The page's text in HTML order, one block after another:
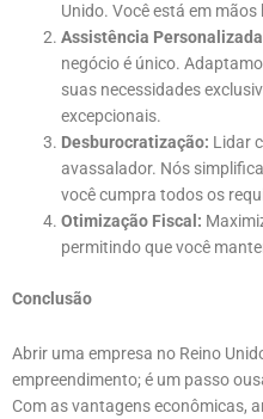
Unido. Você está em
Assistência
negócio é único.
suas necessidades
excepcionais.
Desburocratização: Lidar
avassalador. Nós
você cumpra todos os
Otimização Fiscal:
permitindo que você
Conclusão
Abrir uma empresa no Reino
empreendimento; é um passo
Com as vantagens econômicas,